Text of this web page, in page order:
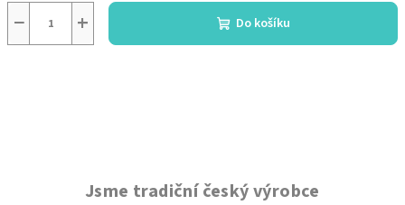
+
− Do košíku
Jsme tradiční český výrobce